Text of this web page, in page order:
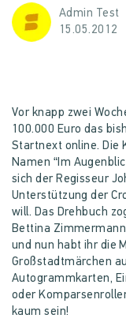
Admin Test
15.05.2012
Vor knapp zwei
100.000 Euro das
Startnext online. Die
Namen “Im
sich der Regisseur
Unterstützung der
will. Das Drehbuch
Bettina Zimmermann
und nun habt ihr die
Großstadtmärchen
Autogrammkarten,
oder
kaum sein!